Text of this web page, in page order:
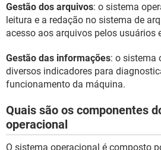
Gestão dos arquivos: o sistema
leitura e a redação no sistema de
acesso aos arquivos pelos usuários
Gestão das informações: o sistema
diversos indicadores para
funcionamento da máquina.
Quais são os componentes
operacional
O sistema operacional é composto